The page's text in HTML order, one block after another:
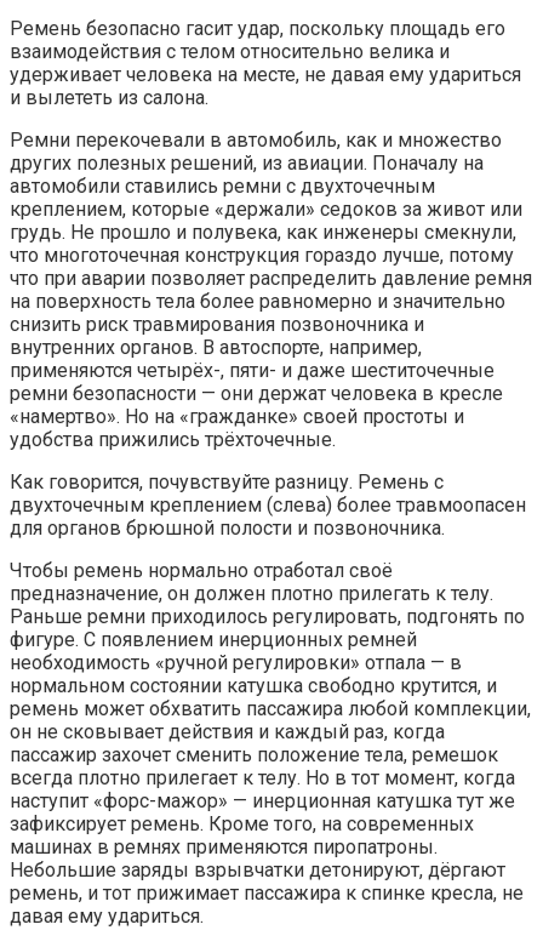
Ремень безопасно гасит удар, поскольку площадь его
взаимодействия с телом относительно велика и
удерживает человека на месте, не давая ему удариться
и вылететь из салона.
Ремни перекочевали в автомобиль, как и множество
других полезных решений, из авиации. Поначалу на
автомобили ставились ремни с двухточечным
креплением, которые «держали» седоков за живот или
грудь. Не прошло и полувека, как инженеры смекнули,
что многоточечная конструкция гораздо лучше, потому
что при аварии позволяет распределить давление ремня
на поверхность тела более равномерно и значительно
снизить риск травмирования позвоночника и
внутренних органов. В автоспорте, например,
применяются четырёх-, пяти- и даже шеститочечные
ремни безопасности — они держат человека в кресле
«намертво». Но на «гражданке» своей простоты и
удобства прижились трёхточечные.
Как говорится, почувствуйте разницу. Ремень с
двухточечным креплением (слева) более травмоопасен
для органов брюшной полости и позвоночника.
Чтобы ремень нормально отработал своё
предназначение, он должен плотно прилегать к телу.
Раньше ремни приходилось регулировать, подгонять по
фигуре. С появлением инерционных ремней
необходимость «ручной регулировки» отпала — в
нормальном состоянии катушка свободно крутится, и
ремень может обхватить пассажира любой комплекции,
он не сковывает действия и каждый раз, когда
пассажир захочет сменить положение тела, ремешок
всегда плотно прилегает к телу. Но в тот момент, когда
наступит «форс-мажор» — инерционная катушка тут же
зафиксирует ремень. Кроме того, на современных
машинах в ремнях применяются пиропатроны.
Небольшие заряды взрывчатки детонируют, дёргают
ремень, и тот прижимает пассажира к спинке кресла, не
давая ему удариться.